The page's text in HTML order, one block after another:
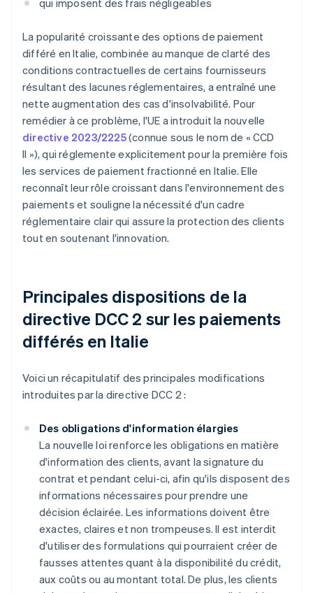
qui imposent des frais négligeables
La popularité croissante des options de paiement
différé en Italie, combinée au manque de clarté des
conditions contractuelles de certains fournisseurs
résultant des lacunes réglementaires, a entraîné une
nette augmentation des cas d'insolvabilité. Pour
remédier à ce problème, l'UE a introduit la nouvelle
directive 2023/2225(connue sous le nom de « CCD
II »), qui réglemente explicitement pour la première fois
les services de paiement fractionné en Italie. Elle
reconnaît leur rôle croissant dans l'environnement des
paiements et souligne la nécessité d'un cadre
réglementaire clair qui assure la protection des clients
tout en soutenant l'innovation.
Principales dispositions de la
directive DCC 2 sur les paiements
différés en Italie
Voici un récapitulatif des principales modifications
introduites par la directive DCC 2 :
Des obligations d'information élargies
La nouvelle loi renforce les obligations en matière
d'information des clients, avant la signature du
contrat et pendant celui-ci, afin qu'ils disposent des
informations nécessaires pour prendre une
décision éclairée. Les informations doivent être
exactes, claires et non trompeuses. Il est interdit
d'utiliser des formulations qui pourraient créer de
fausses attentes quant à la disponibilité du crédit,
aux coûts ou au montant total. De plus, les clients